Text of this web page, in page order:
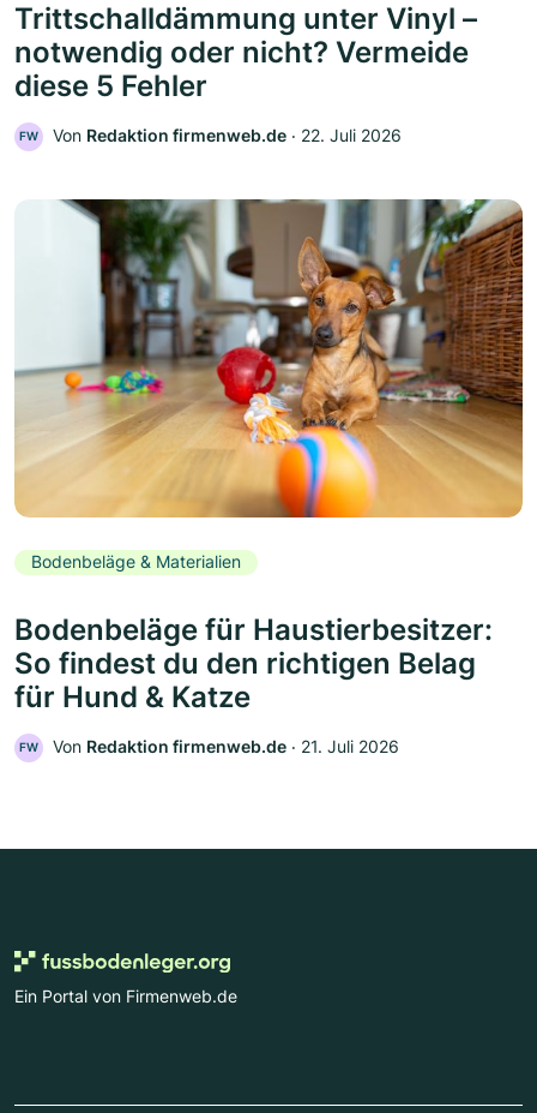
Trittschalldämmung unter Vinyl –
notwendig oder nicht? Vermeide
diese 5 Fehler
FW Von Redaktion firmenweb.de ‧ 22. Juli 2026
Bodenbeläge & Materialien
Bodenbeläge für Haustierbesitzer:
So findest du den richtigen Belag
für Hund & Katze
FW Von Redaktion firmenweb.de ‧ 21. Juli 2026
Ein Portal von Firmenweb.de